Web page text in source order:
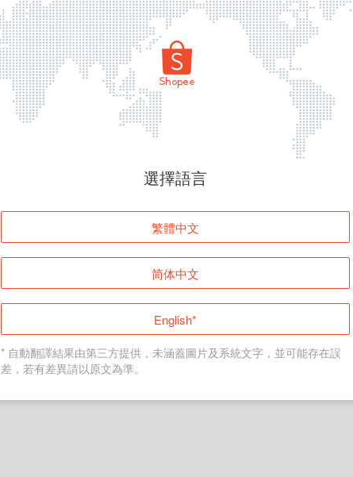
頁面無法顯示
登入
返回首頁
選擇語言
繁體中文
简体中文
English*
* 自動翻譯結果由第三方提供，未涵蓋圖片及系統文字，並可能存在誤
差，若有差異請以原文為準。